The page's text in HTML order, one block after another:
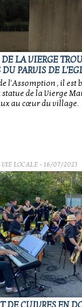
LA VIERGE
DU PARVIS DE
l'Assomption , il est
de la Vierge
au cœur du village.
VIE LOCALE- 16/07/2023